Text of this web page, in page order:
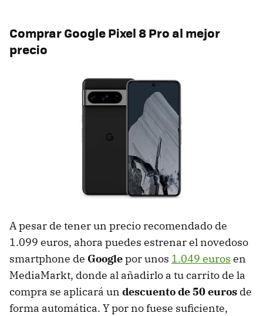
Comprar Google Pixel 8 Pro al mejor
precio
A pesar de tener un precio recomendado de
1.099 euros, ahora puedes estrenar el novedoso
smartphone de Googlepor unos 1.049 euros en
MediaMarkt, donde al añadirlo a tu carrito de la
compra se aplicará un descuento de 50 euros de
forma automática. Y por no fuese suficiente,